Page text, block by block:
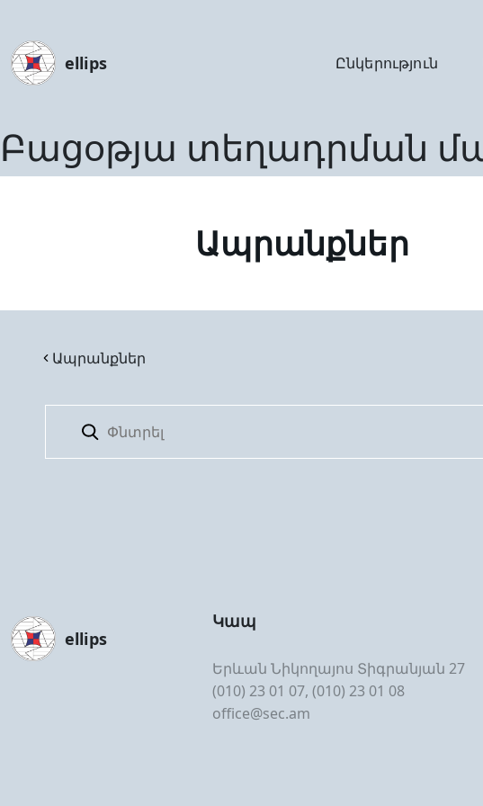
ellips Ընկերություն
Բացoթյա տեղադրման
Ապրանքներ
Ապրանքներ
ellips
Կապ
Երևան Նիկողայոս Տիգրանյան 27
(010) 23 01 07, (010) 23 01 08
office@sec.am